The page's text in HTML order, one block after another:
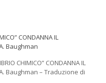
CONDANNA IL
Baughman
CHIMICO” CONDANNA IL
A. Baughman – Traduzione di